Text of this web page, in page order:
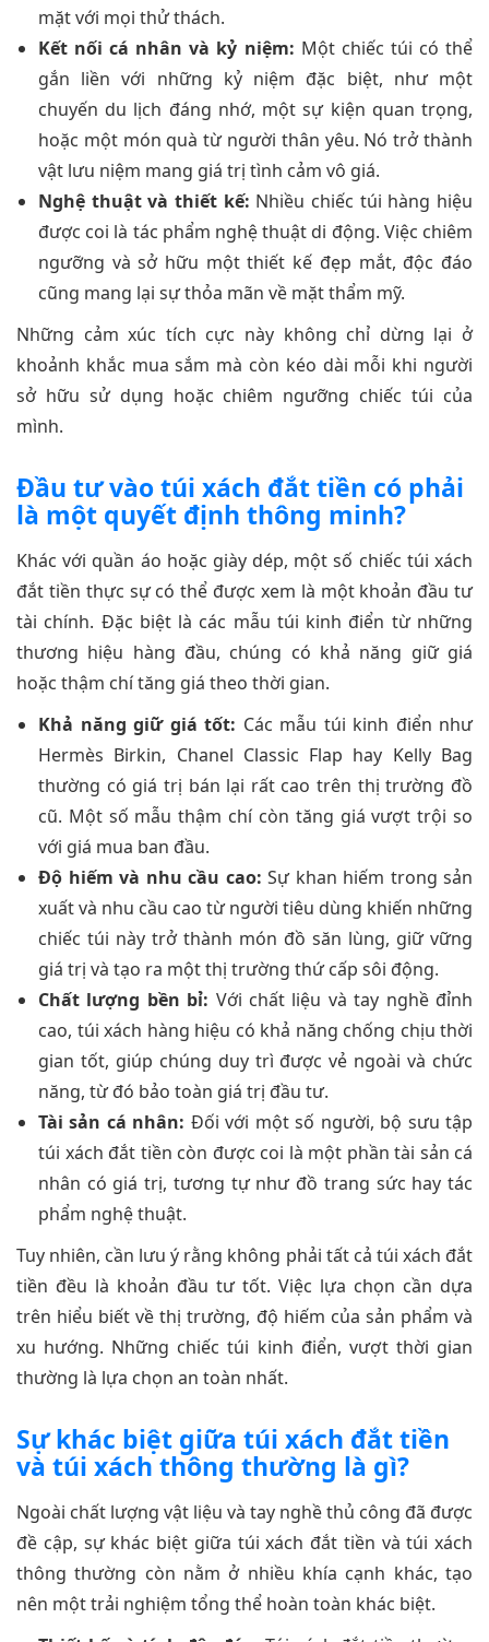
mặt với mọi thử thách.
Kết nối cá nhân và kỷ niệm: Một chiếc túi có thể
gắn liền với những kỷ niệm đặc biệt, như một
chuyến du lịch đáng nhớ, một sự kiện quan trọng,
hoặc một món quà từ người thân yêu. Nó trở thành
vật lưu niệm mang giá trị tình cảm vô giá.
Nghệ thuật và thiết kế: Nhiều chiếc túi hàng hiệu
được coi là tác phẩm nghệ thuật di động. Việc chiêm
ngưỡng và sở hữu một thiết kế đẹp mắt, độc đáo
cũng mang lại sự thỏa mãn về mặt thẩm mỹ.
Những cảm xúc tích cực này không chỉ dừng lại ở
khoảnh khắc mua sắm mà còn kéo dài mỗi khi người
sở hữu sử dụng hoặc chiêm ngưỡng chiếc túi của
mình.
Đầu tư vào túi xách đắt tiền có phải
là một quyết định thông minh?
Khác với quần áo hoặc giày dép, một số chiếc túi xách
đắt tiền thực sự có thể được xem là một khoản đầu tư
tài chính. Đặc biệt là các mẫu túi kinh điển từ những
thương hiệu hàng đầu, chúng có khả năng giữ giá
hoặc thậm chí tăng giá theo thời gian.
Khả năng giữ giá tốt: Các mẫu túi kinh điển như
Hermès Birkin, Chanel Classic Flap hay Kelly Bag
thường có giá trị bán lại rất cao trên thị trường đồ
cũ. Một số mẫu thậm chí còn tăng giá vượt trội so
với giá mua ban đầu.
Độ hiếm và nhu cầu cao: Sự khan hiếm trong sản
xuất và nhu cầu cao từ người tiêu dùng khiến những
chiếc túi này trở thành món đồ săn lùng, giữ vững
giá trị và tạo ra một thị trường thứ cấp sôi động.
Chất lượng bền bỉ: Với chất liệu và tay nghề đỉnh
cao, túi xách hàng hiệu có khả năng chống chịu thời
gian tốt, giúp chúng duy trì được vẻ ngoài và chức
năng, từ đó bảo toàn giá trị đầu tư.
Tài sản cá nhân: Đối với một số người, bộ sưu tập
túi xách đắt tiền còn được coi là một phần tài sản cá
nhân có giá trị, tương tự như đồ trang sức hay tác
phẩm nghệ thuật.
Tuy nhiên, cần lưu ý rằng không phải tất cả túi xách đắt
tiền đều là khoản đầu tư tốt. Việc lựa chọn cần dựa
trên hiểu biết về thị trường, độ hiếm của sản phẩm và
xu hướng. Những chiếc túi kinh điển, vượt thời gian
thường là lựa chọn an toàn nhất.
Sự khác biệt giữa túi xách đắt tiền
và túi xách thông thường là gì?
Ngoài chất lượng vật liệu và tay nghề thủ công đã được
đề cập, sự khác biệt giữa túi xách đắt tiền và túi xách
thông thường còn nằm ở nhiều khía cạnh khác, tạo
nên một trải nghiệm tổng thể hoàn toàn khác biệt.